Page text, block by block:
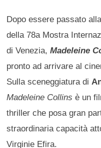
Dopo essere passato
della 78a Mostra
di Venezia,Madeleine
pronto ad arrivare al
Sulla sceneggiatura di
Madeleine Collins è un
thriller che posa gran
straordinaria capacità
Virginie Efira.